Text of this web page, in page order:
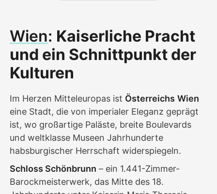
Wien: Kaiserliche Pracht
und ein Schnittpunkt der
Kulturen
Im Herzen Mitteleuropas ist Österreichs Wien
eine Stadt, die von imperialer Eleganz geprägt
ist, wo großartige Paläste, breite Boulevards
und weltklasse Museen Jahrhunderte
habsburgischer Herrschaft widerspiegeln.
Schloss Schönbrunn – ein 1.441-Zimmer-
Barockmeisterwerk, das Mitte des 18.